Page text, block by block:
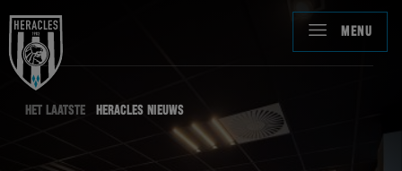
MENU
HET LAATSTE HERACLES NIEUWS